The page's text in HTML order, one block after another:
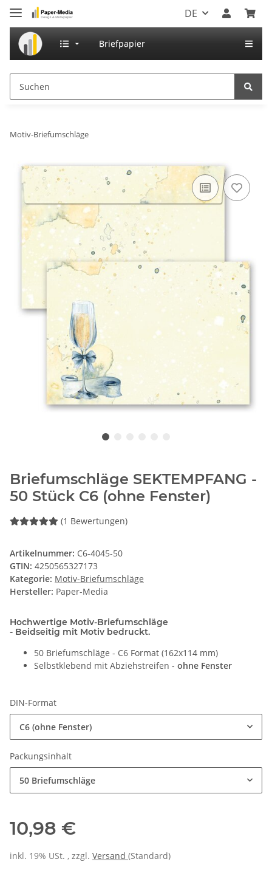
DE
Briefpapier
Motiv-Briefumschläge
Briefumschläge SEKTEMPFANG -
50 Stück C6 (ohne Fenster)
(1 Bewertungen)
Artikelnummer: C6-4045-50
GTIN: 4250565327173
Kategorie: Motiv-Briefumschläge
Hersteller: Paper-Media
Hochwertige Motiv-Briefumschläge
- Beidseitig mit Motiv bedruckt.
50 Briefumschläge - C6 Format (162x114 mm)
Selbstklebend mit Abziehstreifen - ohne Fenster
DIN-Format
C6 (ohne Fenster)
Packungsinhalt
50 Briefumschläge
10,98 €
inkl. 19% USt. , zzgl. Versand (Standard)